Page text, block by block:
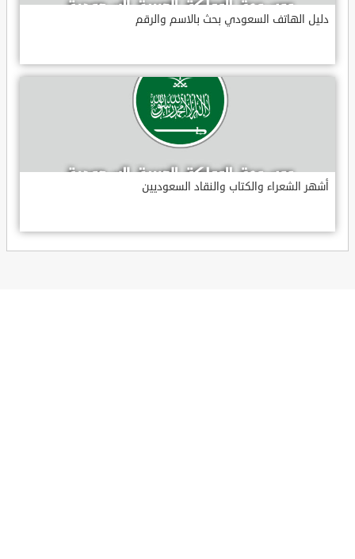
دليل الهاتف السعودي بحث بالاسم والرقم
أشهر الشعراء والكتاب والنقاد السعوديين